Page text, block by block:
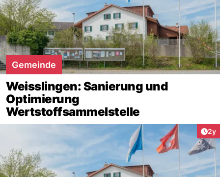
Gemeinde
Weisslingen: Sanierung und
Optimierung
Wertstoffsammelstelle
2y